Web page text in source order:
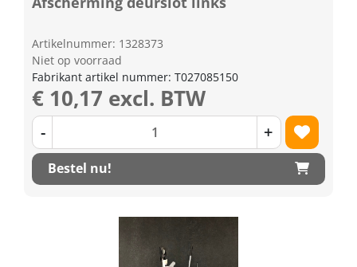
Artikelnummer: 1328373
Niet op voorraad
Fabrikant artikel nummer: T027085150
€ 10,17 excl. BTW
- +
Bestel nu!